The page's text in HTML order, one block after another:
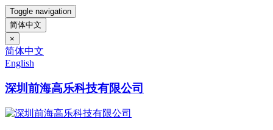
Toggle navigation
简体中文
×
简体中文
English
深圳前海高乐科技有限公司